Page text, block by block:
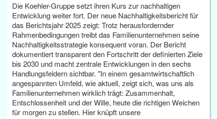
Die Koehler-Gruppe setzt ihren Kurs zur nachhaltigen
Entwicklung weiter fort. Der neue Nachhaltigkeitsbericht für
das Berichtsjahr 2025 zeigt: Trotz herausfordernder
Rahmenbedingungen treibt das Familienunternehmen seine
Nachhaltigkeitsstrategie konsequent voran. Der Bericht
dokumentiert transparent den Fortschritt der definierten Ziele
bis 2030 und macht zentrale Entwicklungen in den sechs
Handlungsfeldern sichtbar. "In einem gesamtwirtschaftlich
angespannten Umfeld, wie aktuell, zeigt sich, was uns als
Familienunternehmen wirklich trägt: Zusammenhalt,
Entschlossenheit und der Wille, heute die richtigen Weichen
für morgen zu stellen. Hier knüpft unsere